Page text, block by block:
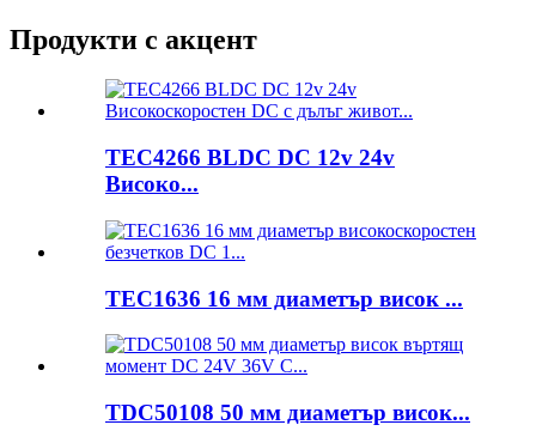
Продукти с акцент
TEC4266 BLDC DC 12v 24v
Високо...
TEC1636 16 мм диаметър висок ...
TDC50108 50 мм диаметър висок...